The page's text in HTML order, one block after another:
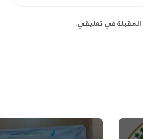
المقبلة في تعليقي.